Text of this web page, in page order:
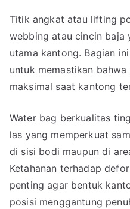
Titik angkat atau lifting
webbing atau cincin baja
utama kantong. Bagian
untuk memastikan
maksimal saat kantong
Water bag berkualitas
las yang memperkuat
di sisi bodi maupun di
Ketahanan terhadap
penting agar bentuk
posisi menggantung